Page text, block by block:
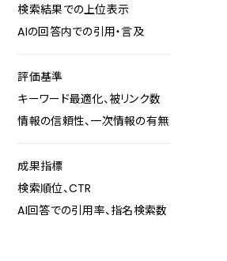
ファッション×AI市場の拡大
先行者利益を得るチャンス
Q. LLMOの効果はどのくらいで現れますか？
Q. 小規模なアパレルショップでもLLMO対
Q. SNSの運用もLLMO対策に効果があり
Q. LLMO対策とSEO対策は別々に行う必要
Q. 自社でLLMO対策を行うのと、専門業者
ちらがよいですか？
検索結果での上位表示
AIの回答内での引用・言及
評価基準
キーワード最適化、被リンク数
情報の信頼性、一次情報の有無
成果指標
検索順位、CTR
AI回答での引用率、指名検索数